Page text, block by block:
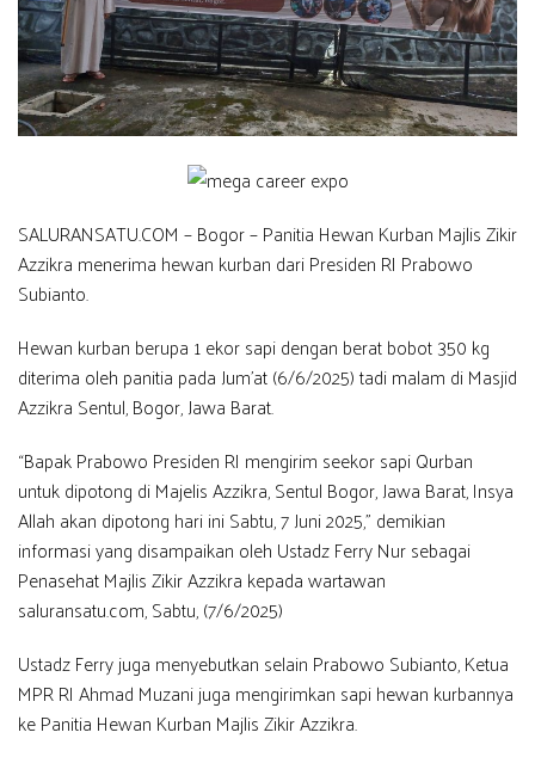
SALURANSATU.COM – Bogor – Panitia Hewan Kurban Majlis Zikir
Azzikra menerima hewan kurban dari Presiden RI Prabowo
Subianto.
Hewan kurban berupa 1 ekor sapi dengan berat bobot 350 kg
diterima oleh panitia pada Jum’at (6/6/2025) tadi malam di Masjid
Azzikra Sentul, Bogor, Jawa Barat.
“Bapak Prabowo Presiden RI mengirim seekor sapi Qurban
untuk dipotong di Majelis Azzikra, Sentul Bogor, Jawa Barat, Insya
Allah akan dipotong hari ini Sabtu, 7 Juni 2025,” demikian
informasi yang disampaikan oleh Ustadz Ferry Nur sebagai
Penasehat Majlis Zikir Azzikra kepada wartawan
saluransatu.com, Sabtu, (7/6/2025)
Ustadz Ferry juga menyebutkan selain Prabowo Subianto, Ketua
MPR RI Ahmad Muzani juga mengirimkan sapi hewan kurbannya
ke Panitia Hewan Kurban Majlis Zikir Azzikra.